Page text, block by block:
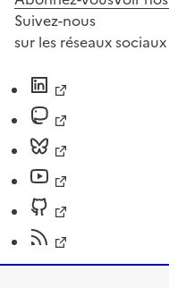
Suivez-nous
sur les réseaux sociaux